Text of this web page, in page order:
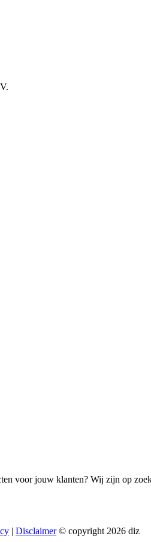
voor jouw klanten? Wij zijn op
| Disclaimer© copyright 2026 diz